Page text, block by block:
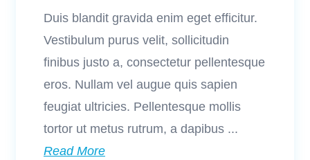
Duis blandit gravida enim eget efficitur.
Vestibulum purus velit, sollicitudin
finibus justo a, consectetur pellentesque
eros. Nullam vel augue quis sapien
feugiat ultricies. Pellentesque mollis
tortor ut metus rutrum, a dapibus ...
Read More